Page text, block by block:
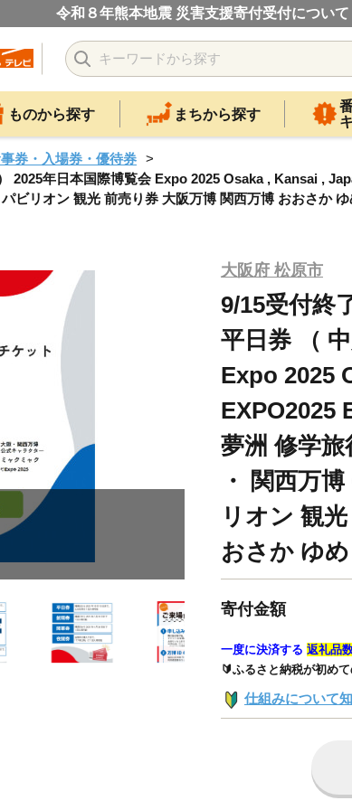
令和８年熊本地震 災害支援寄付受付について
ものから探す まちから探す
券・入場券・優待券
2025年日本国際博覧会 Expo 2025 Osaka , Kansai ,
ビリオン 観光 前売り券 大阪万博 関西万博 おおさか ゆ
大阪府 松原市
9/15受付終
平日券 （
Expo 2025
EXPO2025
夢洲 修学
・ 関西万
リオン 観
おさか ゆ
寄付金額
一度に決済する 返礼品
🔰ふるさと納税が初め
仕組みについて